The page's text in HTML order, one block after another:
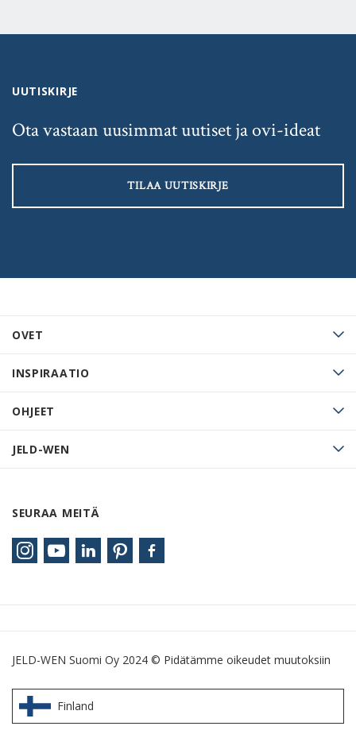
OVET
INSPIRAATIO
OHJEET
JELD-WEN
SEURAA MEITÄ
UUTISKIRJE
Ota vastaan uusimmat uutiset ja ovi-ideat
TILAA UUTISKIRJE
JELD-WEN Suomi Oy 2024 © Pidätämme oikeudet muutoksiin
Finland